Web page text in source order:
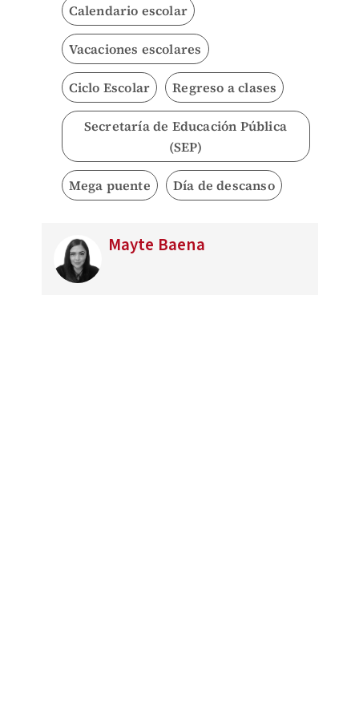
Calendario escolar
Vacaciones escolares
Ciclo Escolar Regreso a clases
Secretaría de Educación Pública
(SEP)
Mega puente Día de descanso
Mayte Baena